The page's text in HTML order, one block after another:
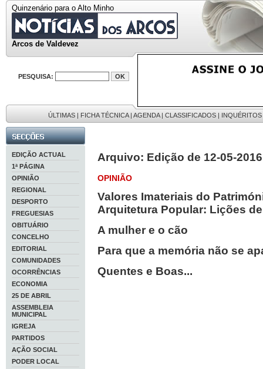
Quinzenário para o Alto Minho
Arcos de Valdevez
PESQUISA:
ÚLTIMAS | FICHA TÉCNICA| AGENDA| CLASSIFICADOS | INQUÉRITOS
EDIÇÃO ACTUAL
1ª PÁGINA
OPINIÃO
REGIONAL
DESPORTO
FREGUESIAS
OBITUÁRIO
CONCELHO
EDITORIAL
COMUNIDADES
OCORRÊNCIAS
ECONOMIA
25 DE ABRIL
ASSEMBLEIA
MUNICIPAL
IGREJA
PARTIDOS
AÇÃO SOCIAL
PODER LOCAL
Arquivo: Edição de 12-05-2016
OPINIÃO
Valores Imateriais do
Arquitetura Popular: Lições
A mulher e o cão
Para que a memória não se
Quentes e Boas...